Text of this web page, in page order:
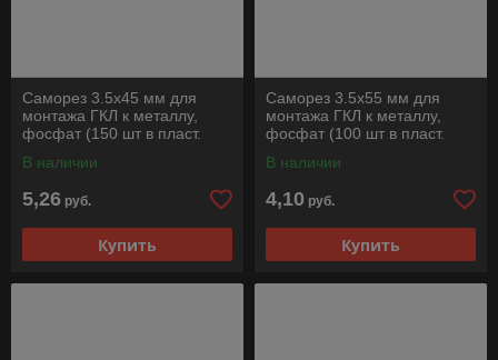
Саморез 3.5х45 мм для
монтажа ГКЛ к металлу,
фосфат (150 шт в пласт.
В наличии
5,26 руб.
Купить
Саморез 3.5х55 мм для
монтажа ГКЛ к металлу,
фосфат (100 шт в пласт.
В наличии
4,10 руб.
Купить